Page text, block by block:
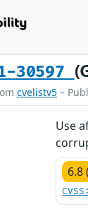
30597
cvelistv5 –
Use
6.8